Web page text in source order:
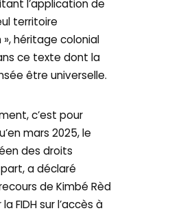
l’application de
territoire
héritage colonial
ce texte dont la
être universelle.
c’est pour
mars 2025, le
des droits
part, a déclaré
de Kimbé Rèd
FIDH sur l’accès à